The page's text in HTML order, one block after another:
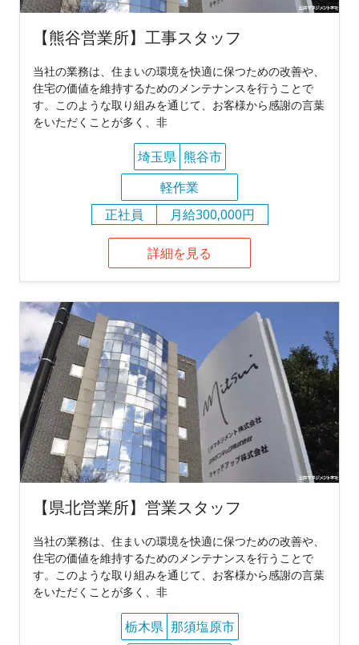
【熊谷営業所】工事スタッフ
当社の業務は、住まいの環境を快適に保つための改善や、
住宅の価値を維持するためのメンテナンスを行うことで
す。このような取り組みを通じて、お客様から感謝の言葉
をいただくことが多く、非
埼玉県 熊谷市
軽作業
正社員
月給300,000円
詳細を見る
【県北営業所】営業スタッフ
当社の業務は、住まいの環境を快適に保つための改善や、
住宅の価値を維持するためのメンテナンスを行うことで
す。このような取り組みを通じて、お客様から感謝の言葉
をいただくことが多く、非
栃木県 那須塩原市